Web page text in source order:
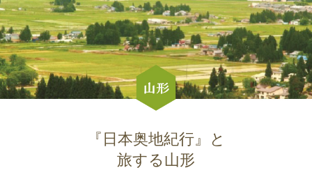
『日本奥地紀行』と
旅する山形